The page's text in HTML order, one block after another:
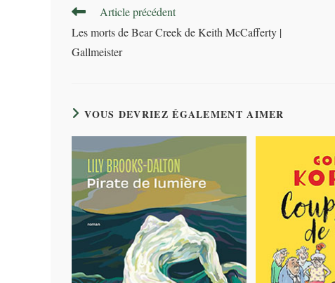
Read
articles
Article précédent
Les morts de Bear Creek de Keith McCafferty |
Gallmeister
VOUS DEVRIEZ ÉGALEMENT AIMER